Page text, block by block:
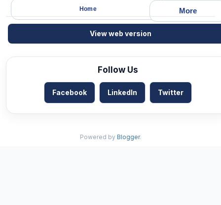
More
Home
View web version
Follow Us
Facebook LinkedIn Twitter
Powered by Blogger.